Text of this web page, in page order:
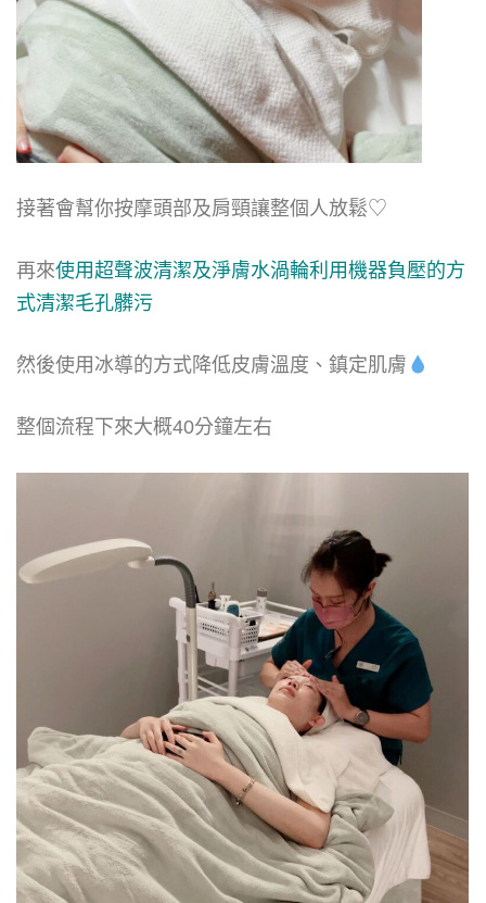
接著會幫你按摩頭部及肩頸讓整個人放鬆♡
再來使用超聲波清潔及淨膚水渦輪利用機器負壓的方
式清潔毛孔髒污
然後使用冰導的方式降低皮膚溫度、鎮定肌膚
整個流程下來大概40分鐘左右